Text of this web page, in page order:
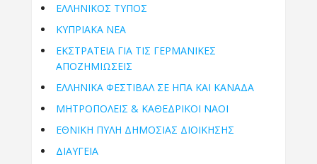
ΕΛΛΗΝΙΚΟΣ ΤΥΠΟΣ
ΚΥΠΡΙΑΚΑ ΝΕΑ
ΕΚΣΤΡΑΤΕΙΑ ΓΙΑ ΤΙΣ ΓΕΡΜΑΝΙΚΕΣ
ΑΠΟΖΗΜΙΩΣΕΙΣ
ΕΛΛΗΝΙΚΆ ΦΕΣΤΙΒΆΛ ΣΕ ΗΠΑ ΚΑΙ ΚΑΝΑΔΑ
ΜΗΤΡΟΠΌΛΕΙΣ & ΚΑΘΕΔΡΙΚΟΊ ΝΑΟΊ
ΕΘΝΙΚΉ ΠΎΛΗ ΔΗΜΌΣΙΑΣ ΔΙΟΊΚΗΣΗΣ
ΔΙΑΥΓΕΙΑ